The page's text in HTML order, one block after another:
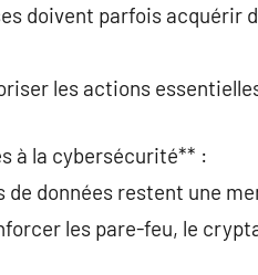
doivent parfois acquérir
les actions
à la cybersécurité** :
de données restent une
les pare-feu, le